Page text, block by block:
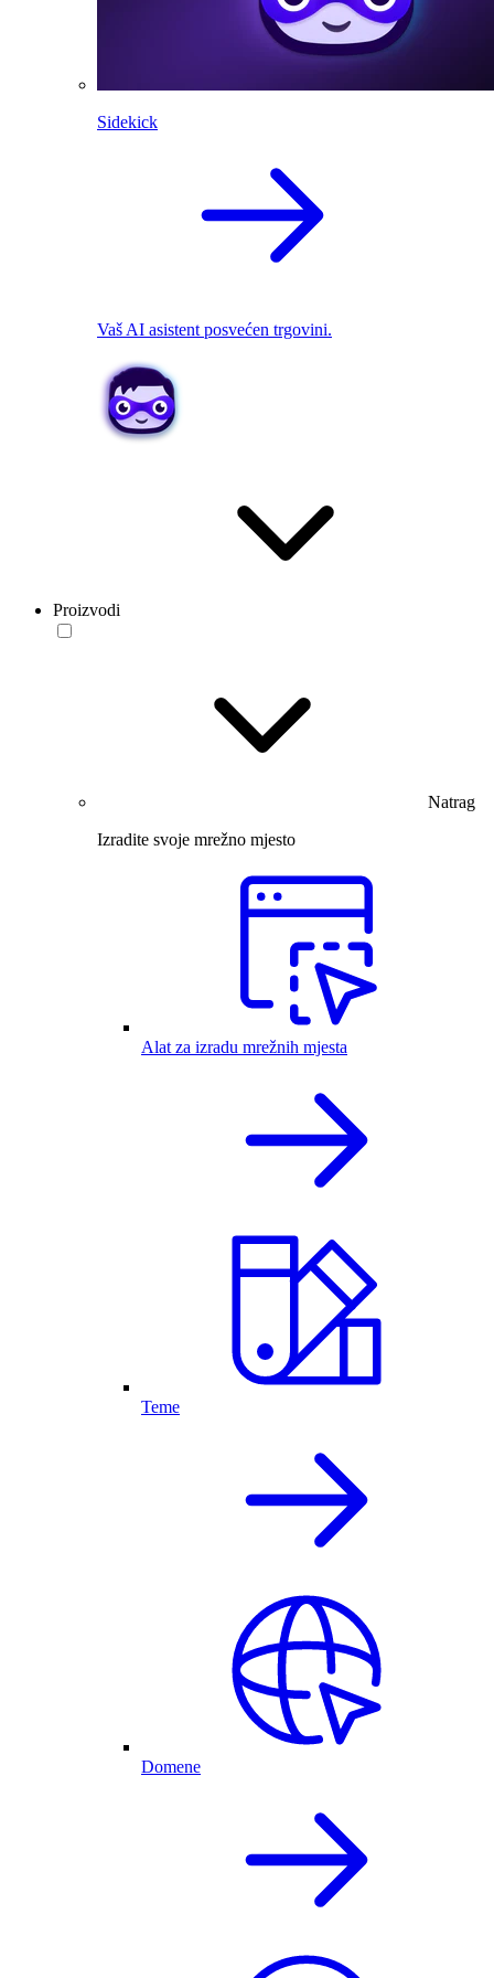
Sidekick
Vaš AI asistent posvećen trgovini.
Proizvodi
Natrag
Izradite svoje mrežno mjesto
Alat za izradu mrežnih mjesta
Teme
Domene